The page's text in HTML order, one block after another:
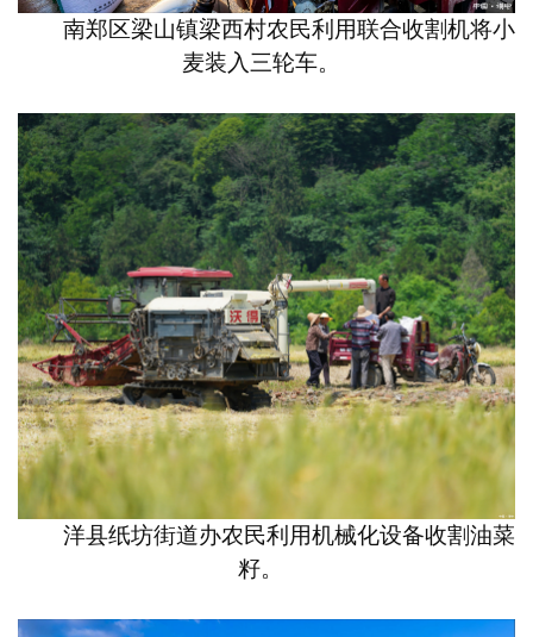
南郑区梁山镇梁西村农民利用联合收割机将小
麦装入三轮车。
洋县纸坊街道办农民利用机械化设备收割油菜
籽。